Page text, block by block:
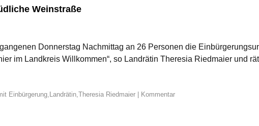
Weinstraße
Donnerstag Nachmittag an 26 Personen die
im Landkreis Willkommen“, so Landrätin Theresia Riedmaier und
Einbürgerung, Landrätin,Theresia Riedmaier Kommentar